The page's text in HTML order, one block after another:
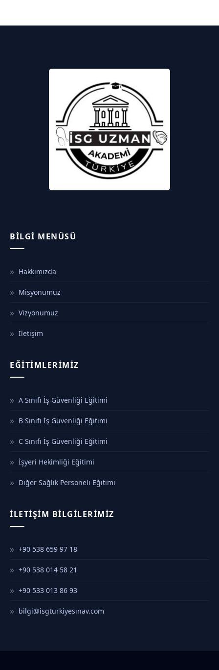
BILGI MENÜSÜ
Hakkımızda
Misyonumuz
Vizyonumuz
İletişim
EĞITIMLERIMIZ
A Sınıfı İş Güvenliği Eğitimi
B Sınıfı İş Güvenliği Eğitimi
C Sınıfı İş Güvenliği Eğitimi
İşyeri Hekimliği Eğitimi
Diğer Sağlık Personeli Eğitimi
İLETIŞIM BILGILERIMIZ
+90 538 659 97 18
+90 538 014 58 21
+90 533 013 86 93
bilgi@isgturkiyesınav.com